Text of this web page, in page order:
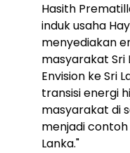
Hasith
induk usaha
menyediakan
masyarakat Sri
Envision ke Sri
transisi energi
masyarakat di
menjadi
Lanka."